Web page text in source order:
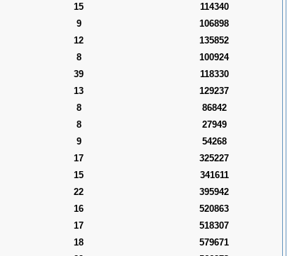
15
114340
9
106898
12
135852
8
100924
39
118330
13
129237
8
86842
8
27949
9
54268
17
325227
15
341611
22
395942
16
520863
17
518307
18
579671